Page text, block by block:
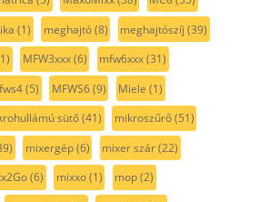
(1) meghajtó(8) meghajtószíj (39)
MFW3xxx(6) mfw6xxx(31)
(5) MFWS6(9) Miele (1)
sütő(41) mikroszűrő(51)
mixergép(6) mixer szár(22)
(6) mixxo(1) mop(2)